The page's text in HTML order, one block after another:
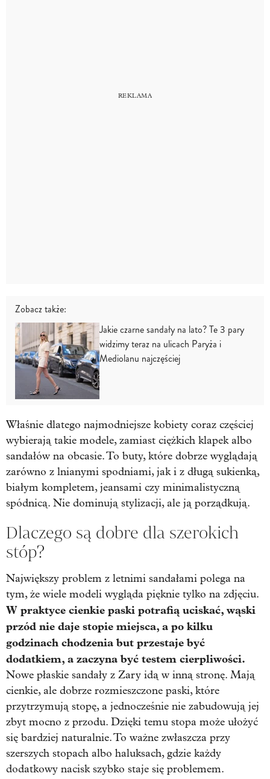
Zobacz także:
Jakie czarne sandały na lato? Te 3 pary
widzimy teraz na ulicach Paryża i
Mediolanu najczęściej
Właśnie dlatego najmodniejsze kobiety coraz częściej
wybierają takie modele, zamiast ciężkich klapek albo
sandałów na obcasie. To buty, które dobrze wyglądają
zarówno z lnianymi spodniami, jak i z długą sukienką,
białym kompletem, jeansami czy minimalistyczną
spódnicą. Nie dominują stylizacji, ale ją porządkują.
Dlaczego są dobre dla szerokich
stóp?
Największy problem z letnimi sandałami polega na
tym, że wiele modeli wygląda pięknie tylko na zdjęciu.
W praktyce cienkie paski potrafią uciskać, wąski
przód nie daje stopie miejsca, a po kilku
godzinach chodzenia but przestaje być
dodatkiem, a zaczyna być testem cierpliwości.
Nowe płaskie sandały z Zary idą w inną stronę. Mają
cienkie, ale dobrze rozmieszczone paski, które
przytrzymują stopę, a jednocześnie nie zabudowują jej
zbyt mocno z przodu. Dzięki temu stopa może ułożyć
się bardziej naturalnie. To ważne zwłaszcza przy
szerszych stopach albo haluksach, gdzie każdy
dodatkowy nacisk szybko staje się problemem.